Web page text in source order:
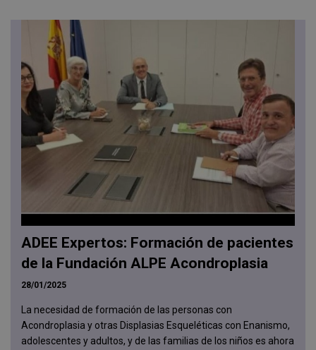
ADEE Expertos: Formación de pacientes
de la Fundación ALPE Acondroplasia
28/01/2025
La necesidad de formación de las personas con
Acondroplasia y otras Displasias Esqueléticas con Enanismo,
adolescentes y adultos, y de las familias de los niños es ahora